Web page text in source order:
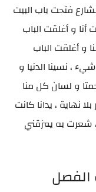
فتحت باب البيت
و أغلقت الباب
و أغلقت الباب
، نسينا الدنيا و
و لسان كل منا
نهاية ، يدانا كانت
شعرت به يمزقني